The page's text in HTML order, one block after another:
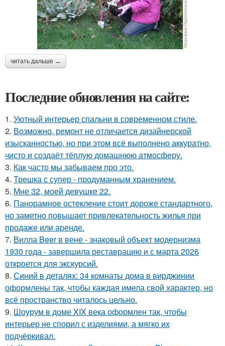
читать дальше →
Последние обновления на сайте:
1. Уютный интерьер спальни в современном стиле.
2. Возможно, ремонт не отличается дизайнерской
изысканностью, но при этом всё выполнено аккуратно,
чисто и создаёт тёплую домашнюю атмосферу.
3. Как часто мы забываем про это.
4. Трешка с супер - продуманным хранением.
5. Мне 32, моей девушке 22.
6. Панорамное остекление стоит дороже стандартного,
но заметно повышает привлекательность жилья при
продаже или аренде.
7. Вилла Beer в вене - знаковый объект модернизма
1930 года - завершила реставрацию и с марта 2026
откроется для экскурсий.
8. Синий в деталях: 34 комнаты дома в вирджинии
оформлены так, чтобы каждая имела свой характер, но
всё пространство читалось цельно.
9. Шоурум в доме XIX века оформлен так, чтобы
интерьер не спорил с изделиями, а мягко их
подчёркивал.